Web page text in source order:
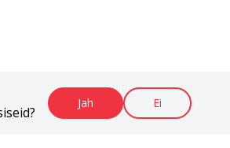
Jah Ei